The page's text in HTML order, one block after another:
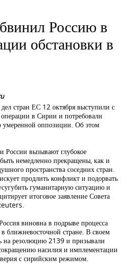
Россию в
обстановки в
стран ЕС 12 октября выступили с
в Сирии и потребовали
умеренной оппозиции. Об этом
России вызывают глубокое
немедленно прекращены, как и
пространства соседних стран.
продлить конфликт и подорвать
гуманитарную ситуацию и
итоговое заявление Совета
виновна в подрыве процесса
ближневосточной стране. В своем
на резолюцию 2139 и призывали
насилия и имплементации
с сирийским режимом.